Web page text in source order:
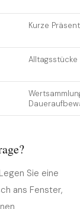
Kurze
Alltagsstücke
Sie eine
ans Fenster,